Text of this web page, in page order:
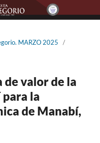
MARZO 2025
/
de valor de la
la
de Manabí,